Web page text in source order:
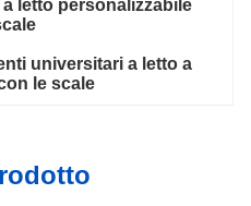
a letto personalizzabile
universitari a letto a
le scale